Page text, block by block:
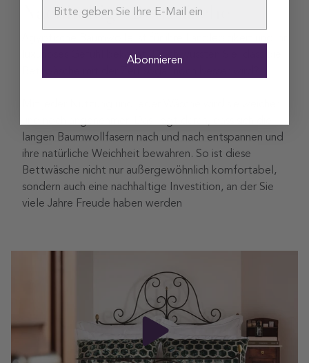
Nachhaltige Bettwäsche
luxuriöses Gefühl bekannt. Doch wussten Sie, dass die
langen Baumwollfasern nach und nach entspannen und
ihre natürliche Weichheit bewahren. So ist diese
Bettwäsche nicht nur außergewöhnlich komfortabel,
sondern auch eine nachhaltige Investition, an der Sie
viele Jahre Freude haben werden
Abonnieren